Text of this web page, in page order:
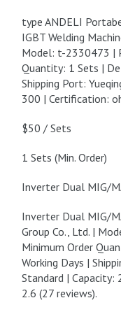
type ANDELI
IGBT Welding
Model: t-2330473 |
Quantity: 1 Sets |
Shipping Port:
300 | Certification:
$50 / Sets
1 Sets (Min. Order)
Inverter Dual MIG/
Inverter Dual MIG/
Group Co., Ltd. |
Minimum Order
Working Days |
Standard |
2.6 (27 reviews).